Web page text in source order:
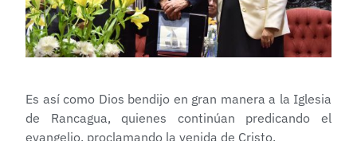
Es así como Dios bendijo en gran manera a la Iglesia
de Rancagua, quienes continúan predicando el
evangelio, proclamando la venida de Cristo.